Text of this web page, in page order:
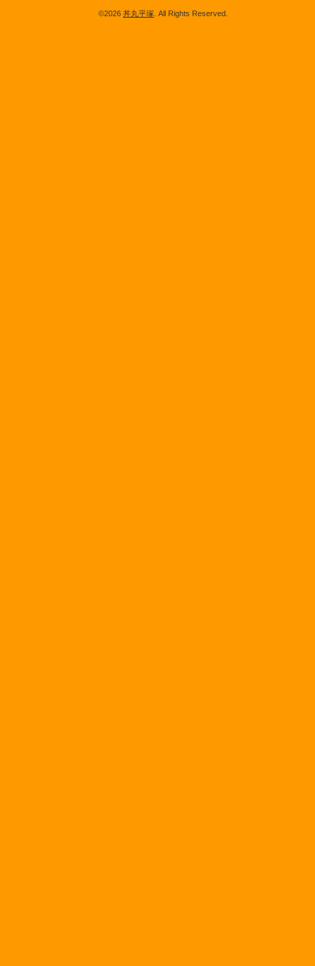
©2026 丼丸平塚 . All Rights Reserved.